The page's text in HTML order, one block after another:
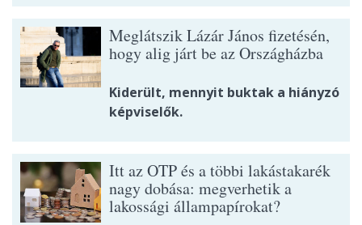
Meglátszik Lázár János fizetésén,
hogy alig járt be az Országházba
Kiderült, mennyit buktak a hiányzó
képviselők.
Itt az OTP és a többi lakástakarék
nagy dobása: megverhetik a
lakossági állampapírokat?